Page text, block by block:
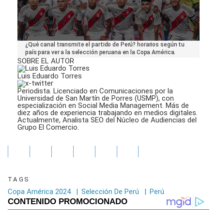
seconds
of
1
minute,
30
seconds
¿Qué canal transmite el partido de Perú? horarios según tu
país para ver a la selección peruana en la Copa América.
SOBRE EL AUTOR
Luis Eduardo Torres
Periodista. Licenciado en Comunicaciones por la
Universidad de San Martín de Porres (USMP), con
especialización en Social Media Management. Más de
diez años de experiencia trabajando en medios digitales.
Actualmente, Analista SEO del Núcleo de Audiencias del
Grupo El Comercio.
TAGS
Copa América 2024 | Selección De Perú | Perú